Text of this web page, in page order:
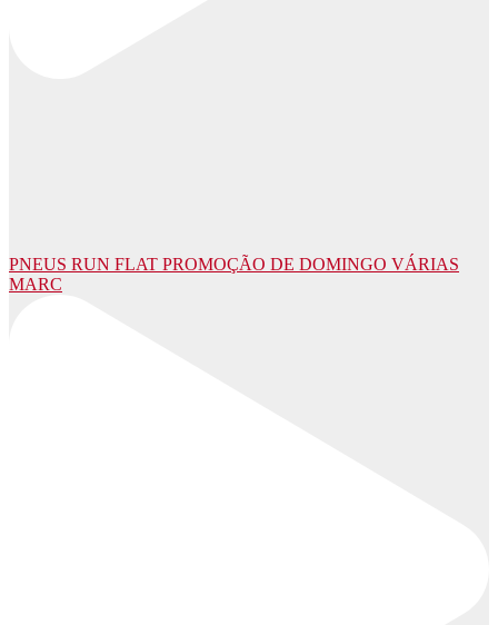
PNEUS RUN FLAT PROMOÇÃO DE DOMINGO VÁRIAS
MARC